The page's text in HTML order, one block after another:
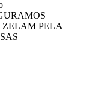
ZELAM PELA